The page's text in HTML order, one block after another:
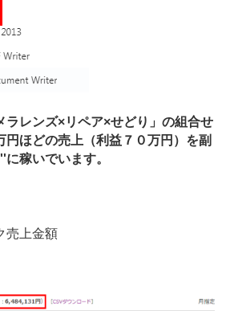
ラレンズ×リペア×せどり」の組合せ
円ほどの売上（利益７０万円）を副
稼いでいます。
売上金額